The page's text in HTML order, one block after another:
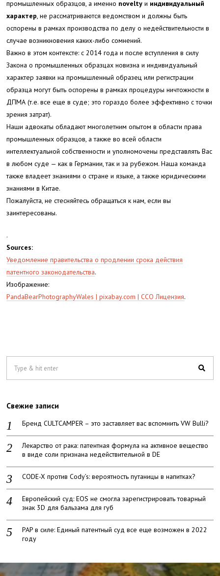
промышленных образцов, а именно novelty и индивидуальный
характер, не рассматриваются ведомством и должны быть
оспорены в рамках производства по делу о недействительности в
случае возникновения каких-либо сомнений.
Важно в этом контексте: с 2014 года и после вступления в силу
Закона о промышленных образцах новизна и индивидуальный
характер заявки на промышленный образец или регистрации
образца могут быть оспорены в рамках процедуры ничтожности в
ДПМА (т.е. все еще в суде; это гораздо более эффективно с точки
зрения затрат).
Наши адвокаты обладают многолетним опытом в области права
промышленных образцов, а также во всей области
интеллектуальной собственности и уполномочены представлять Вас
в любом суде — как в Германии, так и за рубежом. Наша команда
также владеет знаниями о стране и языке, а также юридическими
знаниями в Китае.
Пожалуйста, не стесняйтесь обращаться к нам, если вы
заинтересованы.
.
Sources:
Уведомление правительства о продлении срока действия
патентного законодательства.
Изображение:
PandaBearPhotographyWales | pixabay.com | CCO Лицензия.
Свежие записи
Бренд CULTCAMPER – это заставляет вас вспомнить VW Bulli?
Лекарство от рака: патентная формула на активное вещество
в виде соли признана недействительной в DE
CODE-X против Cody’s: вероятность путаницы в напитках?
Европейский суд: EOS не смогла зарегистрировать товарный
знак 3D для бальзама для губ
PAP в силе: Единый патентный суд все еще возможен в 2022
году